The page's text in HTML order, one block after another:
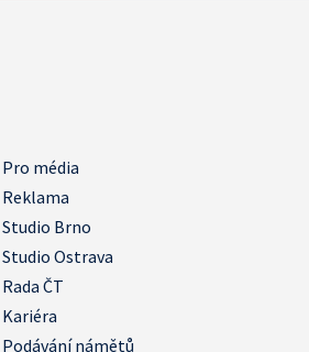
Pro média
Reklama
Studio Brno
Studio Ostrava
Rada ČT
Kariéra
Podávání námětů